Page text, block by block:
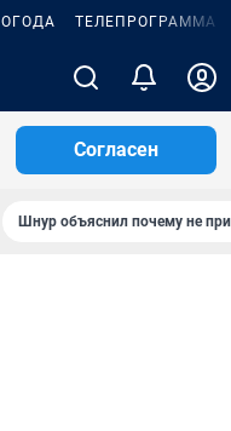
ТЕЛЕПРОГРАММА
Согласен
Шнур объяснил почему не